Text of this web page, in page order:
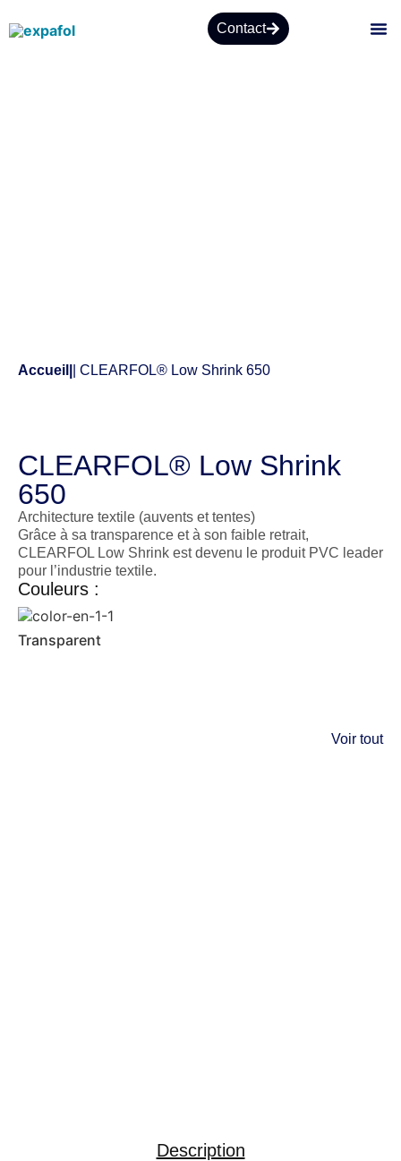
Contact
Accueil | CLEARFOL® Low Shrink 650
CLEARFOL® Low Shrink
650
Architecture textile (auvents et tentes)
Grâce à sa transparence et à son faible retrait,
CLEARFOL Low Shrink est devenu le produit PVC leader
pour l’industrie textile.
Couleurs :
Transparent
Voir tout
Description